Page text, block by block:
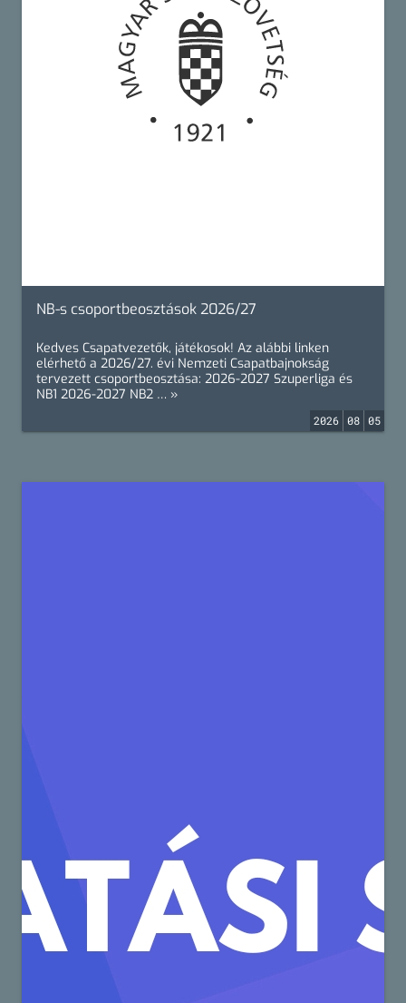
NB-s csoportbeosztások 2026/27
Kedves Csapatvezetők, játékosok! Az alábbi linken
elérhető a 2026/27. évi Nemzeti Csapatbajnokság
tervezett csoportbeosztása: 2026-2027 Szuperliga és
NB1 2026-2027 NB2 … »
2026 08 05